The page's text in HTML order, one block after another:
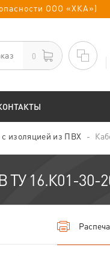
ООО «ХКА»)
0
изоляцией из ПВХ
ТУ 16.К01-30-